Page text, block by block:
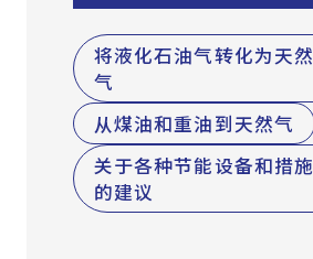
将液化石油气转化为天然
气
从煤油和重油到天然气
关于各种节能设备和措施
的建议